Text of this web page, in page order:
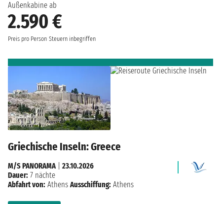
Außenkabine ab
2.590 €
Preis pro Person Steuern inbegriffen
Griechische Inseln: Greece
M/S PANORAMA
23.10.2026
Dauer: 7 nächte
Abfahrt von: Athens Ausschiffung: Athens